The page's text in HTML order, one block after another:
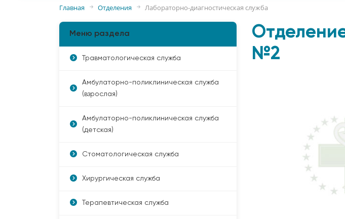
Главная Отделения Лабораторно-диагностическая служба
Меню раздела
Травматологическая служба
Амбулаторно-поликлиническая служба
(взрослая)
Амбулаторно-поликлиническая служба
(детская)
Стоматологическая служба
Хирургическая служба
Терапевтическая служба
№2